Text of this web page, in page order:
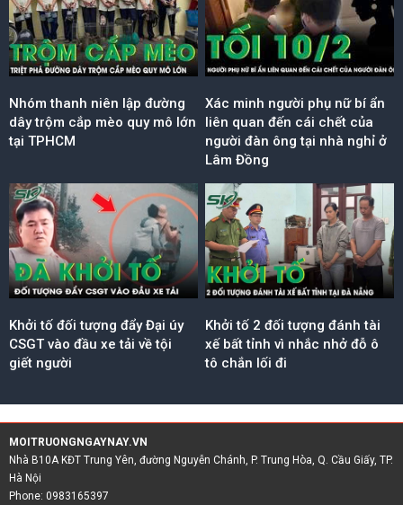
Nhóm thanh niên lập đường
dây trộm cắp mèo quy mô lớn
tại TPHCM
Xác minh người phụ nữ bí ẩn
liên quan đến cái chết của
người đàn ông tại nhà nghỉ ở
Lâm Đồng
Khởi tố đối tượng đẩy Đại úy
CSGT vào đầu xe tải về tội
giết người
Khởi tố 2 đối tượng đánh tài
xế bất tỉnh vì nhắc nhở đỗ ô
tô chắn lối đi
MOITRUONGNGAYNAY.VN
Nhà B10A KĐT Trung Yên, đường Nguyễn Chánh, P. Trung Hòa, Q. Cầu Giấy, TP.
Hà Nội
Phone: 0983165397